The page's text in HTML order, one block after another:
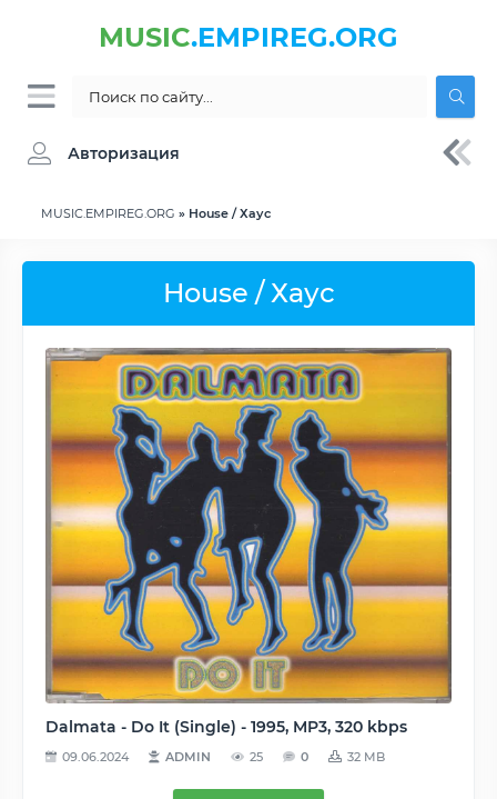
MUSIC.EMPIREG.ORG
Авторизация
MUSIC.EMPIREG.ORG » House / Хаус
House / Хаус
Dalmata - Do It (Single) - 1995, MP3, 320 kbps
09.06.2024 ADMIN 25 0 32 MB